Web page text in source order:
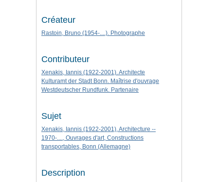
Créateur
Rastoin, Bruno (1954-....). Photographe
Contributeur
Xenakis, Iannis (1922-2001). Architecte
Kulturamt der Stadt Bonn. Maîtrise d'ouvrage
Westdeutscher Rundfunk. Partenaire
Sujet
Xenakis, Iannis (1922-2001), Architecture --
1970-...., Ouvrages d'art, Constructions
transportables, Bonn (Allemagne)
Description